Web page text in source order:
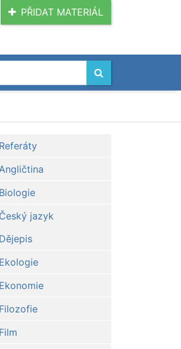
PŘIDAT MATERIÁL
Referáty
Biologie
Český jazyk
Dějepis
Ekologie
Ekonomie
Filozofie
Film